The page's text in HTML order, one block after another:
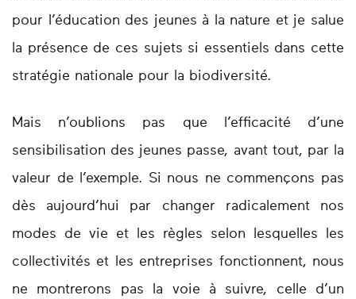
pour l’éducation des jeunes à la nature et je salue
la présence de ces sujets si essentiels dans cette
stratégie nationale pour la biodiversité.
Mais n’oublions pas que l’efficacité d’une
sensibilisation des jeunes passe, avant tout, par la
valeur de l’exemple. Si nous ne commençons pas
dès aujourd’hui par changer radicalement nos
modes de vie et les règles selon lesquelles les
collectivités et les entreprises fonctionnent, nous
ne montrerons pas la voie à suivre, celle d’un